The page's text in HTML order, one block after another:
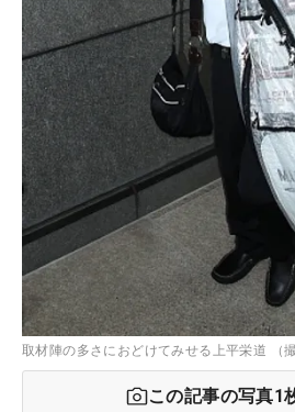
取材陣の多さにおどけてみせる上平栄道 （
この記事の写真1